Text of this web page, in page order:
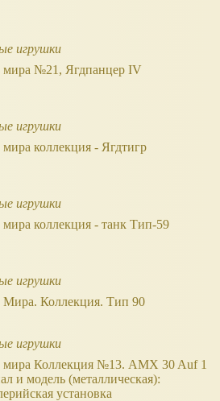
игрушки
мира №21, Ягдпанцер IV
игрушки
коллекция - Ягдтигр
игрушки
коллекция - танк Тип-59
игрушки
Мира. Коллекция. Тип 90
игрушки
мира Коллекция №13. AMX 30 Auf 1
и модель (металлическая):
установка